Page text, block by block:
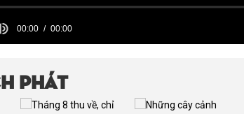
00:00 00:00
phát